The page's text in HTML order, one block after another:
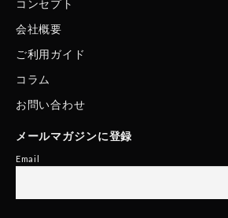
コンセプト
会社概要
ご利用ガイド
コラム
お問い合わせ
メールマガジンに登録
Email